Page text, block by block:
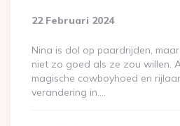
22 Februari 2024
Nina is dol op paardrijden,
niet zo goed als ze zou willen.
magische cowboyhoed en
verandering in….